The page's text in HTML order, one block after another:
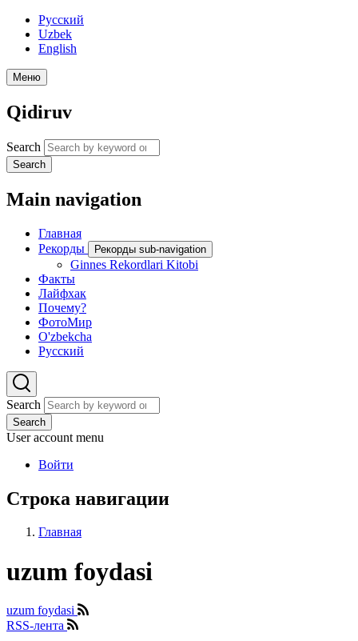
Русский
Uzbek
English
Меню
Qidiruv
Search
Search
Main navigation
Главная
Рекорды
Рекорды sub-navigation
Ginnes Rekordlari Kitobi
Факты
Лайфхак
Почему?
ФотоМир
O'zbekcha
Русский
Search
Search
User account menu
Войти
Строка навигации
Главная
uzum foydasi
uzum foydasi
RSS-лента